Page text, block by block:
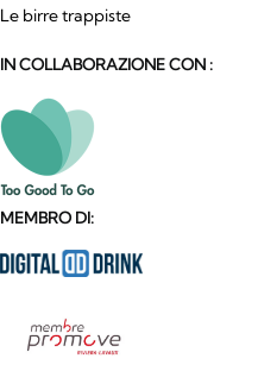
Le birre trappiste
IN COLLABORAZIONE CON :
MEMBRO DI: